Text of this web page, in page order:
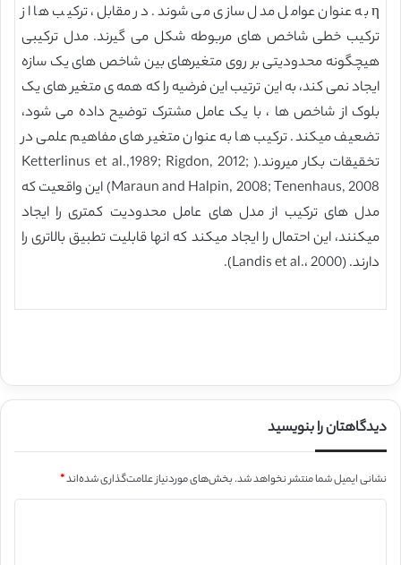
η به عنوان عوامل مدل سازی می شوند. در مقابل، ترکیب ها از
ترکیب خطی شاخص های مربوطه شکل می گیرند. مدل ترکیبی
هیچگونه محدودیتی بر روی متغیرهای بین شاخص های یک سازه
ایجاد نمی کند، به این ترتیب این فرضیه را که همه ی متغیر های یک
بلوک از شاخص ها ، با یک عامل مشترک توضیح داده می شود،
تضعیف میکند. ترکیب ها به عنوان متغیر های مفاهیم علمی در
تخقیقات بکار میروند.( Ketterlinus et al.,1989; Rigdon, 2012;
Maraun and Halpin, 2008; Tenenhaus, 2008) این واقعیت که
مدل های ترکیب از مدل های عامل محدودیت کمتری را ایجاد
میکنند، این احتمال را ایجاد میکند که انها قابلیت تطبیق بالاتری را
دارند. (Landis et al.، 2000).
دیدگاهتان را بنویسید
نشانی ایمیل شما منتشر نخواهد شد.بخش‌های موردنیاز علامت‌گذاری شده‌اند*